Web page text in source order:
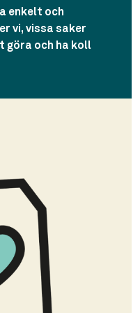
enkelt och
vi, vissa saker
göra och ha koll